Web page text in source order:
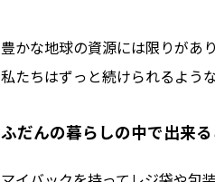
豊かな地球の資源には限りがあり
私たちはずっと続けられるよう
ふだんの暮らしの中で出来る